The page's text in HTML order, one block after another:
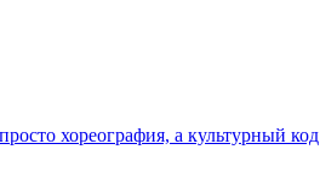
хореография, а культурный код